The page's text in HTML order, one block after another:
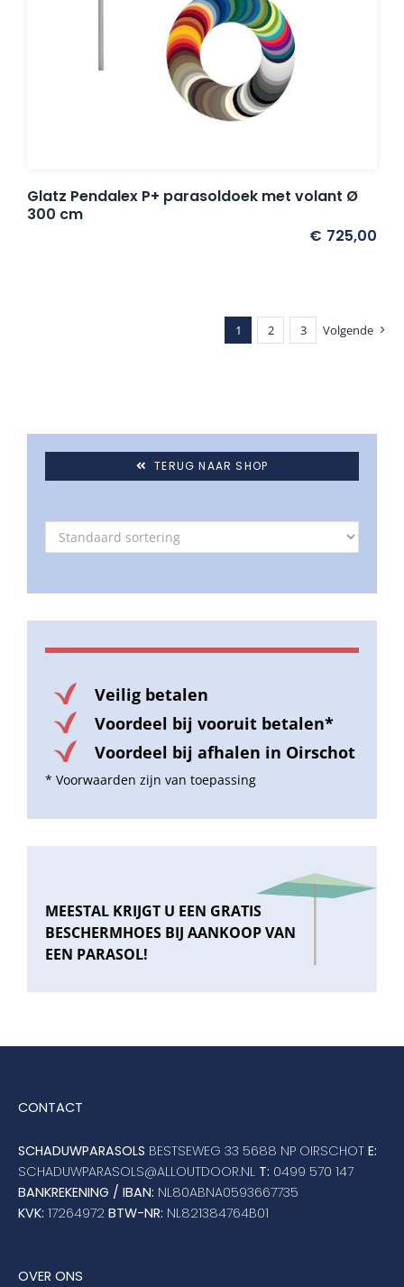
Glatz Pendalex P+ parasoldoek met volant Ø
300 cm
€ 725,00
1 2 3 Volgende
TERUG NAAR SHOP
Veilig betalen
Voordeel bij vooruit betalen*
Voordeel bij afhalen in Oirschot
* Voorwaarden zijn van toepassing
MEESTAL KRIJGT U EEN GRATIS
BESCHERMHOES BIJ AANKOOP VAN
EEN PARASOL!
CONTACT
SCHADUWPARASOLS BESTSEWEG 33 5688 NP OIRSCHOT E:
SCHADUWPARASOLS@ALLOUTDOOR.NL T: 0499 570 147
BANKREKENING / IBAN: NL80ABNA0593667735
KVK: 17264972 BTW-NR: NL821384764B01
OVER ONS